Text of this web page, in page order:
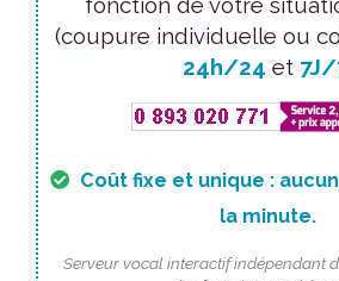
(coupure individuelle ou
24h/24 et 7J/
Coût fixe et unique :
la minute.
Serveur vocal interactif indépendant